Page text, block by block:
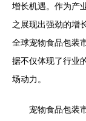
增长机遇。作为产
之展现出强劲的增
全球宠物食品包装
据不仅体现了行业
场动力。
宠物食品包装